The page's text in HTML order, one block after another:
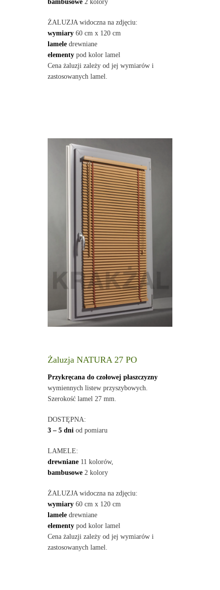
bambusowe2 kolory
ŻALUZJA widoczna na zdjęciu:
wymiary60 cm x 120 cm
lameledrewniane
elementypod kolor lamel
Cena żaluzji zależy od jej wymiarów i
zastosowanych lamel.
Żaluzja NATURA 27 PO
Przykręcana do czołowej płaszczyzny
wymiennych listew przyszybowych.
Szerokość lamel 27 mm.
DOSTĘPNA:
3 – 5 dni od pomiaru
LAMELE:
drewniane11 kolorów,
bambusowe2 kolory
ŻALUZJA widoczna na zdjęciu:
wymiary60 cm x 120 cm
lameledrewniane
elementypod kolor lamel
Cena żaluzji zależy od jej wymiarów i
zastosowanych lamel.